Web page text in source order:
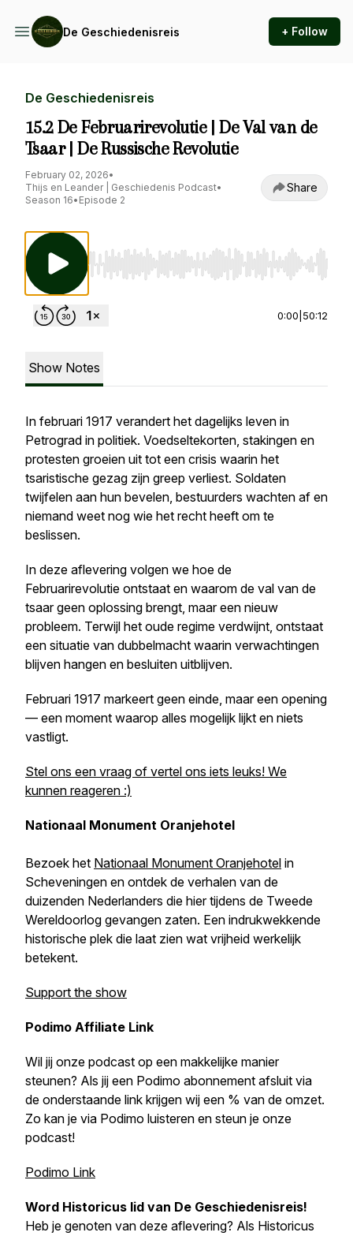
De Geschiedenisreis + Follow
De Geschiedenisreis
15.2 De Februarirevolutie | De Val van de
Tsaar | De Russische Revolutie
February 02, 2026•
Thijs en Leander | Geschiedenis Podcast•
Season 16• Episode 2
Share
Use Left/Right to seek, Home/End to jump
0:00 50:12
Show Notes
In februari 1917 verandert het dagelijks leven in
Petrograd in politiek. Voedseltekorten, stakingen en
protesten groeien uit tot een crisis waarin het
tsaristische gezag zijn greep verliest. Soldaten
twijfelen aan hun bevelen, bestuurders wachten af en
niemand weet nog wie het recht heeft om te
beslissen.
In deze aflevering volgen we hoe de
Februarirevolutie ontstaat en waarom de val van de
tsaar geen oplossing brengt, maar een nieuw
probleem. Terwijl het oude regime verdwijnt, ontstaat
een situatie van dubbelmacht waarin verwachtingen
blijven hangen en besluiten uitblijven.
Februari 1917 markeert geen einde, maar een opening
— een moment waarop alles mogelijk lijkt en niets
vastligt.
Stel ons een vraag of vertel ons iets leuks! We
kunnen reageren :)
Nationaal Monument Oranjehotel
Bezoek het Nationaal Monument Oranjehotel in
Scheveningen en ontdek de verhalen van de
duizenden Nederlanders die hier tijdens de Tweede
Wereldoorlog gevangen zaten. Een indrukwekkende
historische plek die laat zien wat vrijheid werkelijk
betekent.
Support the show
Podimo Affiliate Link
Wil jij onze podcast op een makkelijke manier
steunen? Als jij een Podimo abonnement afsluit via
de onderstaande link krijgen wij een % van de omzet.
Zo kan je via Podimo luisteren en steun je onze
podcast!
Podimo Link
Word Historicus lid van De Geschiedenisreis!
Heb je genoten van deze aflevering? Als Historicus